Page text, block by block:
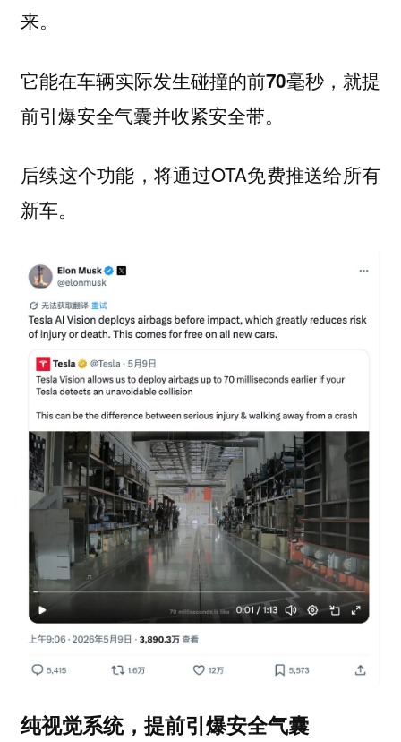
来。
它能在车辆实际发生碰撞的前70毫秒，就提
前引爆安全气囊并收紧安全带。
后续这个功能，将通过OTA免费推送给所有
新车。
纯视觉系统，提前引爆安全气囊